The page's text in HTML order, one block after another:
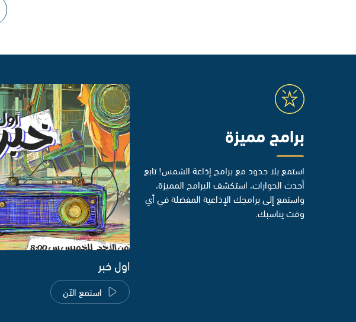
برامج مميزة
استمع بلا حدود مع برامج إذاعة الشمس! تابع
أحدث الحوارات، استكشف البرامج المميزة،
واستمع إلى برامجك الإذاعية المفضلة في أي
وقت يناسبك.
اول خبر
استمع الآن